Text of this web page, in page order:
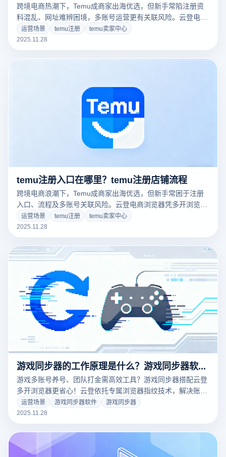
跨境电商热潮下，Temu成商家出海优选，但新手常陷注册资
料混乱、网址难辨困境，多账号运营更有关联风险。云登电商
浏览器凭多开、指纹隔离功能，助Temu注册运营高效安全。
运营场景 temu注册
temu卖家中心
2025.11.28
temu注册入口在哪里？temu注册店铺流程
跨境电商浪潮下，Temu成商家出海优选，但新手常困于注册
入口、流程及多账号关联风险。云登电商浏览器凭多开浏览
器、指纹隔离功能保驾护航，本文详细梳理Temu正规注册路
径与完整流程，助力商家安全入驻。
运营场景 temu注册
temu卖家中心
2025.11.28
游戏同步器的工作原理是什么？游戏同步器软件推荐
游戏多账号养号、团队打金需高效工具？游戏同步器搭配云登
多开浏览器更省心！云登依托专属浏览器指纹技术，解决账号
关联封禁、同步延迟问题，为同步器搭建稳定安全环境，提升
游戏操作效率。
运营场景 游戏同步器软件
游戏同步器
2025.11.28